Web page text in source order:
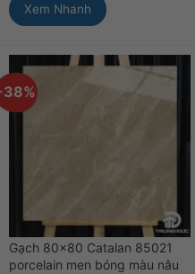
Xem Nhanh
Gạch 80×80 Catalan 85021
porcelain men bóng màu nâu